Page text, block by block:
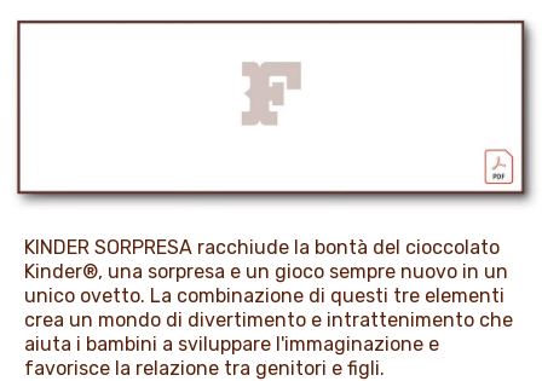
PROMOZIONI
KINDER SORPRESA racchiude la bontà del cioccolato
Kinder®, una sorpresa e un gioco sempre nuovo in un
unico ovetto. La combinazione di questi tre elementi
crea un mondo di divertimento e intrattenimento che
aiuta i bambini a sviluppare l'immaginazione e
favorisce la relazione tra genitori e figli.